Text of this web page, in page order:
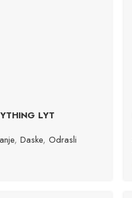
LYT
, Daske, Odrasli